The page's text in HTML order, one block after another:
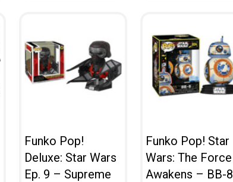
Funko Pop!
Deluxe: Star Wars
Ep. 9 – Supreme
Funko Pop! Star
Wars: The Force
Awakens – BB-8